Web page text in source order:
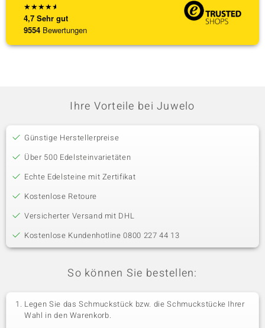
★★★★★
4,7 Sehr gut
9554 Bewertungen
Ihre Vorteile bei Juwelo
Günstige Herstellerpreise
Über 500 Edelsteinvarietäten
Echte Edelsteine mit Zertifikat
Kostenlose Retoure
Versicherter Versand mit DHL
Kostenlose Kundenhotline 0800 227 44 13
So können Sie bestellen:
Legen Sie das Schmuckstück bzw. die Schmuckstücke Ihrer
Wahl in den Warenkorb.